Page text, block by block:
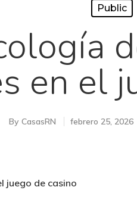
Public
en el
By CasasRN febrero 25, 2026
juego de casino